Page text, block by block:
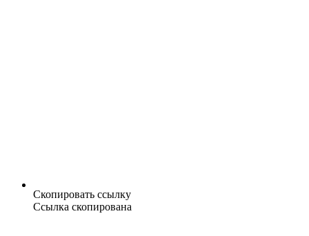
Скопировать ссылку
Ссылка скопирована